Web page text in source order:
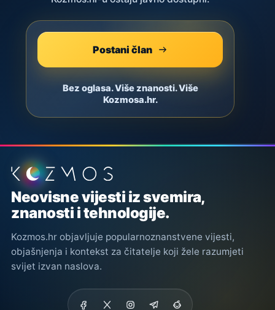
Postani član
Bez oglasa. Više znanosti. Više
Kozmosa.hr.
Podnožje stranice
Neovisne vijesti iz svemira,
znanosti i tehnologije.
Kozmos.hr objavljuje popularnoznanstvene vijesti,
objašnjenja i kontekst za čitatelje koji žele razumjeti
svijet izvan naslova.